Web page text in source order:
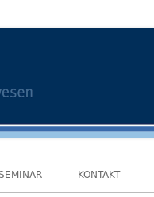
KONTAKT